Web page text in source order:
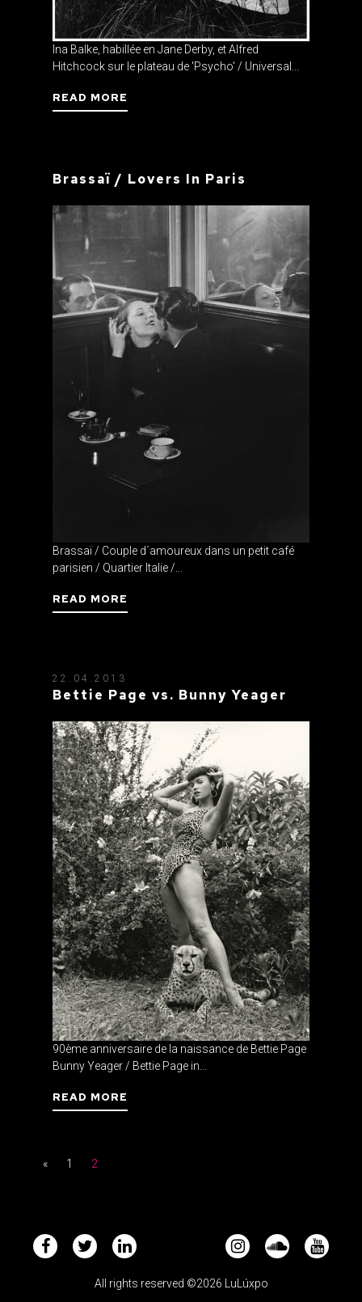
Ina Balke, habillée en Jane Derby, et Alfred
Hitchcock sur le plateau de 'Psycho' / Universal...
READ MORE
Brassaï / Lovers In Paris
Brassaï / Couple d´amoureux dans un petit café
parisien / Quartier Italie /...
READ MORE
22.04.2013
Bettie Page vs. Bunny Yeager
90ème anniversaire de la naissance de Bettie Page
Bunny Yeager / Bettie Page in...
READ MORE
« 1 2
All rights reserved ©2026 LuLúxpo